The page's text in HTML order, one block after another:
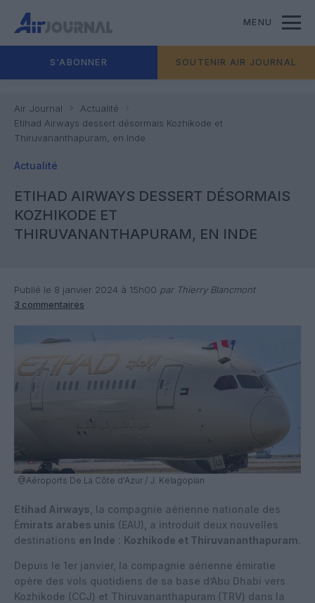
MENU
S'ABONNER SOUTENIR AIR JOURNAL
Air Journal
Actualité
Etihad Airways dessert désormais Kozhikode et
Thiruvananthapuram, en Inde
Actualité
ETIHAD AIRWAYS DESSERT DÉSORMAIS
KOZHIKODE ET
THIRUVANANTHAPURAM, EN INDE
Publié le 8 janvier 2024 à 15h00 par Thierry Blancmont
3 commentaires
@Aéroports De La Côte d'Azur / J. Kelagopian
Etihad Airways , la compagnie aérienne nationale des
Émirats arabes unis (EAU), a introduit deux nouvelles
destinations en Inde : Kozhikode et Thiruvananthapuram.
Depuis le 1er janvier, la compagnie aérienne émiratie
opère des vols quotidiens de sa base d’Abu Dhabi vers
Kozhikode (CCJ) et Thiruvananthapuram (TRV) dans la